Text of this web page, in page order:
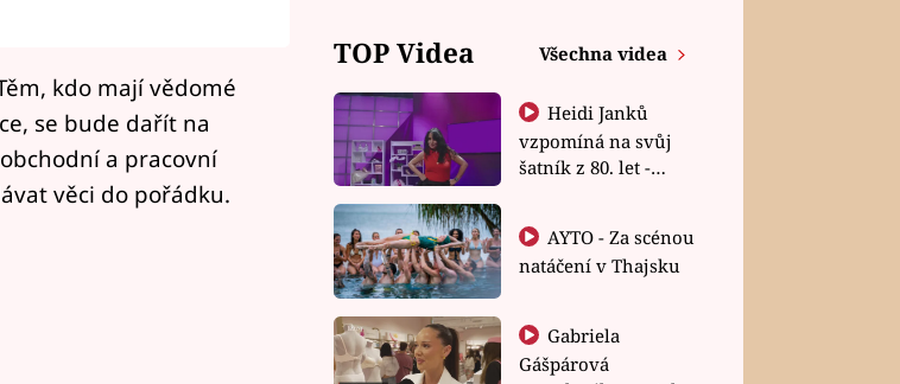
kdo mají vědomé
se bude dařít na
a pracovní
věci do pořádku.
TOP Videa Všechna videa
Heidi Janků
vzpomíná na svůj
šatník z 80. let -
natáčení v Thajsku
Gabriela
Gášpárová